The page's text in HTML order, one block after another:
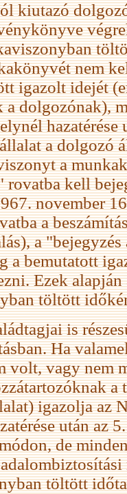
kiutazó
nem
igazolt idejét
a dolgozónak),
hazatérése
a dolgozó
a
kell
november
a
a
bemutatott
Ezek alapján
töltött
is
Ha
volt, vagy nem
a
igazolja az
után az
de
töltött